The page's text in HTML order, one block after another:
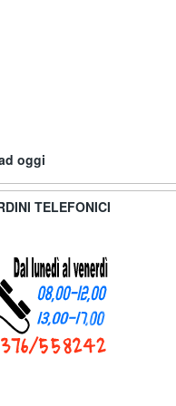
oggi
TELEFONICI